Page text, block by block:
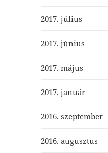
2017. július
2017. június
2017. május
2017. január
2016. szeptember
2016. augusztus